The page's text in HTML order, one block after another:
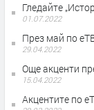
Гледайте
01.07.2022
През май по
29.04.2022
Още акценти
15.04.2022
Акцентите по